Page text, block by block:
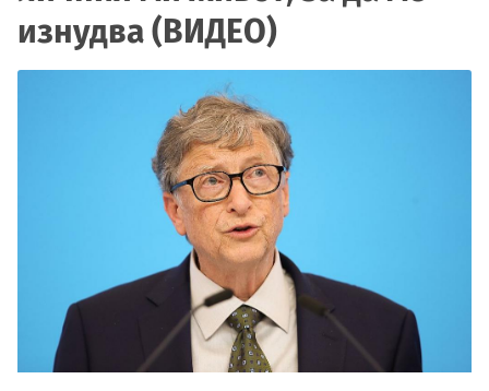
изнудва (ВИДЕО)